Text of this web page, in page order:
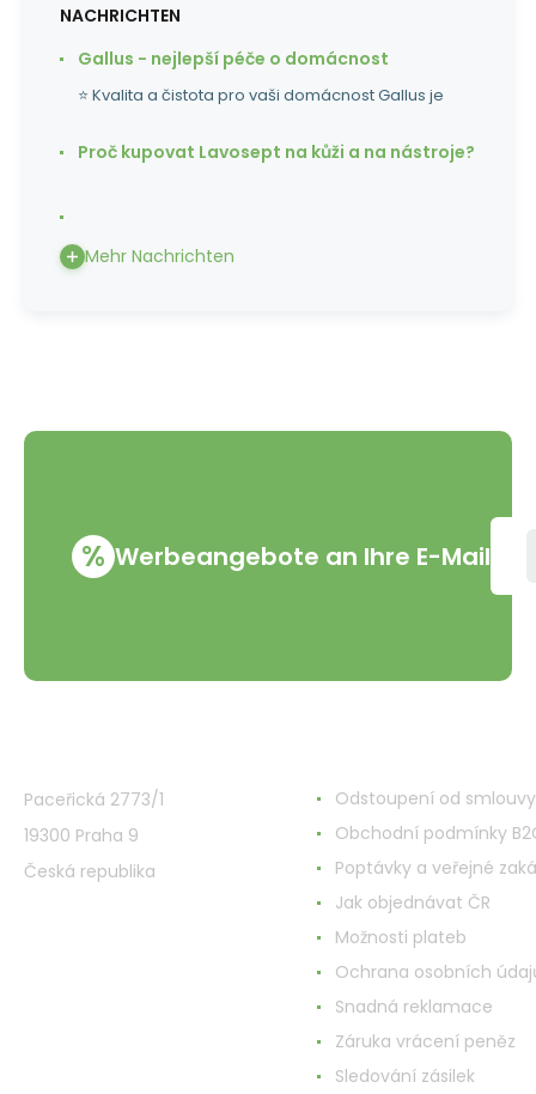
NACHRICHTEN
Gallus - nejlepší péče o domácnost
⭐ Kvalita a čistota pro vaši domácnost Gallus je
Proč kupovat Lavosept na kůži a na nástroje?
Mehr Nachrichten
% Werbeangebote an Ihre E-Mail
Paceřická 2773/1
19300 Praha 9
Česká republika
Odstoupení od smlouvy
Obchodní podmínky
Poptávky a veřejné
Jak objednávat ČR
Možnosti plateb
Ochrana osobních
Snadná reklamace
Záruka vrácení peněz
Sledování zásilek